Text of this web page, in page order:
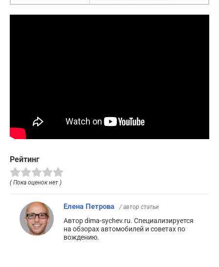
Рейтинг
( Пока оценок нет )
Елена Петрова / автор статьи
Автор dima-sychev.ru. Специализируется
на обзорах автомобилей и советах по
вождению.